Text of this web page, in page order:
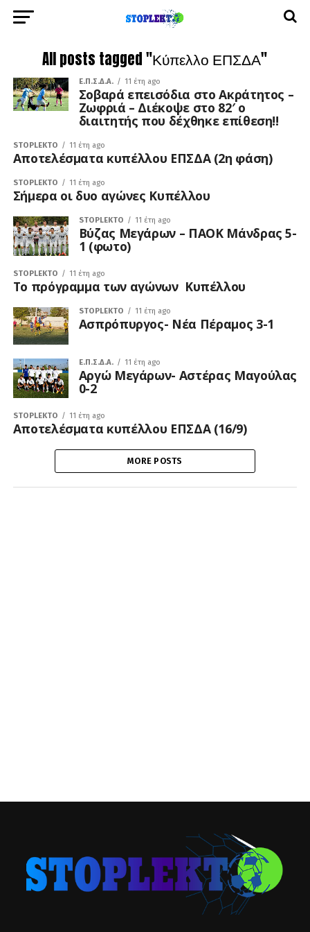
All posts tagged "Κύπελλο ΕΠΣΔΑ"
Ε.Π.Σ.Δ.Α. 11 έτη ago
Σοβαρά επεισόδια στο Ακράτητος –
Ζωφριά – Διέκοψε στο 82′ ο
διαιτητής που δέχθηκε επίθεση!!
STOPLEKTO 11 έτη ago
Αποτελέσματα κυπέλλου ΕΠΣΔΑ (2η φάση)
STOPLEKTO 11 έτη ago
Σήμερα οι δυο αγώνες Κυπέλλου
STOPLEKTO 11 έτη ago
Βύζας Μεγάρων – ΠΑΟΚ Μάνδρας 5-
1 (φωτο)
STOPLEKTO 11 έτη ago
Το πρόγραμμα των αγώνων Κυπέλλου
STOPLEKTO 11 έτη ago
Ασπρόπυργος- Νέα Πέραμος 3-1
Ε.Π.Σ.Δ.Α. 11 έτη ago
Αργώ Μεγάρων- Αστέρας Μαγούλας
0-2
STOPLEKTO 11 έτη ago
Αποτελέσματα κυπέλλου ΕΠΣΔΑ (16/9)
MORE POSTS